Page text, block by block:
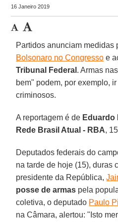
16 Janeiro 2019
Partidos anunciam medidas
Bolsonaro no Congresso e
Tribunal Federal . Armas
bem" podem, por exemplo,
criminosos.
A reportagem é de Eduardo
Rede Brasil Atual - RBA,
Deputados federais do
na tarde de hoje (15), duras
presidente da República,
posse de armas pela
coletiva, o deputado Paulo
na Câmara, alertou: "Isto